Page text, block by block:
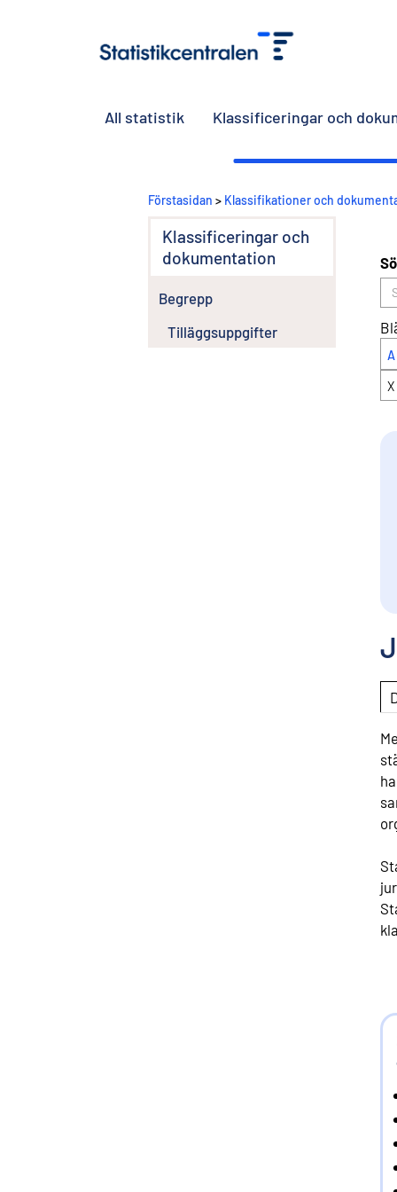
All statistik Klassificeringar och
Förstasidan > Klassifikationer och
Klassificeringar och
dokumentation
Begrepp
Tilläggsuppgifter
A
X